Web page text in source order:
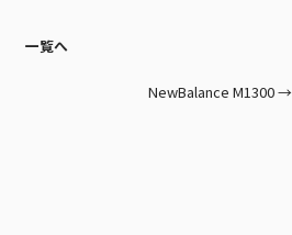
一覧へ
NewBalance M1300 →